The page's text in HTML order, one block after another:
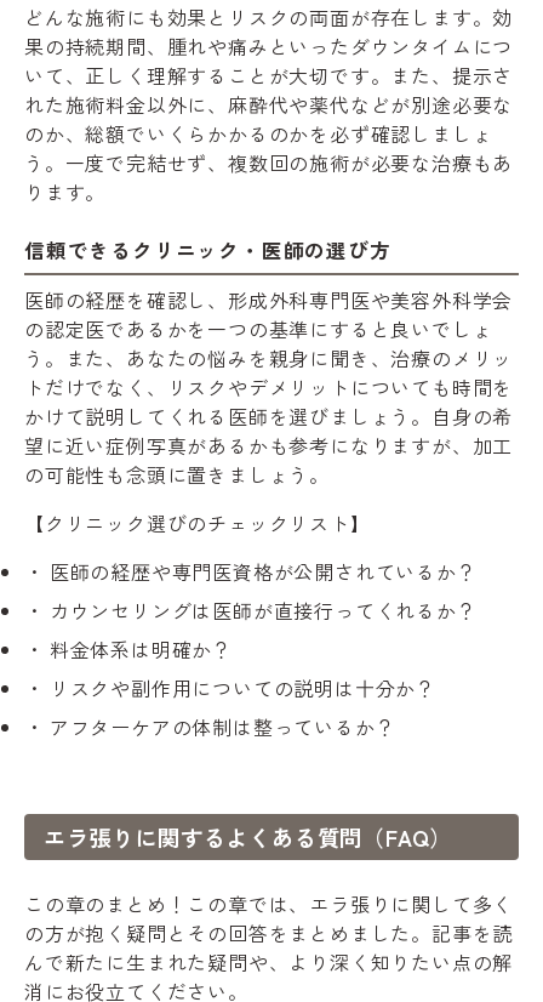
どんな施術にも効果とリスクの両面が存在します。効
果の持続期間、腫れや痛みといったダウンタイムにつ
いて、正しく理解することが大切です。また、提示さ
れた施術料金以外に、麻酔代や薬代などが別途必要な
のか、総額でいくらかかるのかを必ず確認しましょ
う。一度で完結せず、複数回の施術が必要な治療もあ
ります。
信頼できるクリニック・医師の選び方
医師の経歴を確認し、形成外科専門医や美容外科学会
の認定医であるかを一つの基準にすると良いでしょ
う。また、あなたの悩みを親身に聞き、治療のメリッ
トだけでなく、リスクやデメリットについても時間を
かけて説明してくれる医師を選びましょう。自身の希
望に近い症例写真があるかも参考になりますが、加工
の可能性も念頭に置きましょう。
【クリニック選びのチェックリスト】
医師の経歴や専門医資格が公開されているか？
カウンセリングは医師が直接行ってくれるか？
料金体系は明確か？
リスクや副作用についての説明は十分か？
アフターケアの体制は整っているか？
エラ張りに関するよくある質問（FAQ）
この章のまとめ！この章では、エラ張りに関して多く
の方が抱く疑問とその回答をまとめました。記事を読
んで新たに生まれた疑問や、より深く知りたい点の解
消にお役立てください。